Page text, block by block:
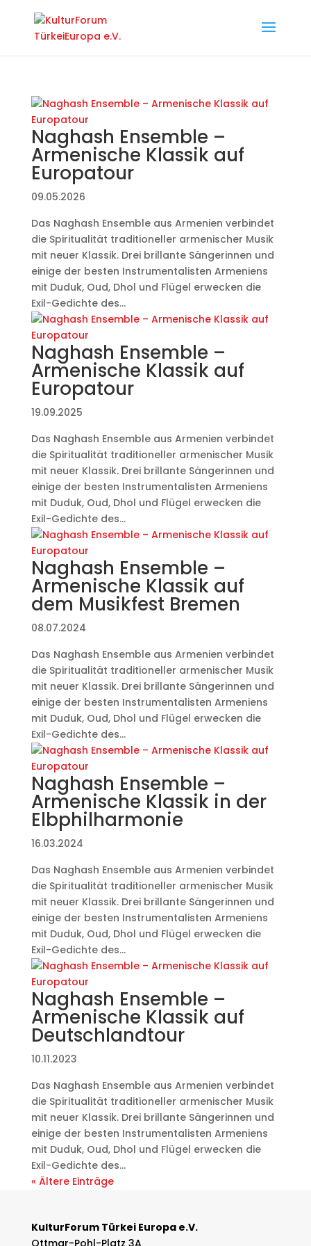
Naghash Ensemble –
Armenische Klassik auf
Europatour
09.05.2026
Das Naghash Ensemble aus Armenien verbindet
die Spiritualität traditioneller armenischer Musik
mit neuer Klassik. Drei brillante Sängerinnen und
einige der besten Instrumentalisten Armeniens
mit Duduk, Oud, Dhol und Flügel erwecken die
Exil-Gedichte des...
Naghash Ensemble –
Armenische Klassik auf
Europatour
19.09.2025
Das Naghash Ensemble aus Armenien verbindet
die Spiritualität traditioneller armenischer Musik
mit neuer Klassik. Drei brillante Sängerinnen und
einige der besten Instrumentalisten Armeniens
mit Duduk, Oud, Dhol und Flügel erwecken die
Exil-Gedichte des...
Naghash Ensemble –
Armenische Klassik auf
dem Musikfest Bremen
08.07.2024
Das Naghash Ensemble aus Armenien verbindet
die Spiritualität traditioneller armenischer Musik
mit neuer Klassik. Drei brillante Sängerinnen und
einige der besten Instrumentalisten Armeniens
mit Duduk, Oud, Dhol und Flügel erwecken die
Exil-Gedichte des...
Naghash Ensemble –
Armenische Klassik in der
Elbphilharmonie
16.03.2024
Das Naghash Ensemble aus Armenien verbindet
die Spiritualität traditioneller armenischer Musik
mit neuer Klassik. Drei brillante Sängerinnen und
einige der besten Instrumentalisten Armeniens
mit Duduk, Oud, Dhol und Flügel erwecken die
Exil-Gedichte des...
Naghash Ensemble –
Armenische Klassik auf
Deutschlandtour
10.11.2023
Das Naghash Ensemble aus Armenien verbindet
die Spiritualität traditioneller armenischer Musik
mit neuer Klassik. Drei brillante Sängerinnen und
einige der besten Instrumentalisten Armeniens
mit Duduk, Oud, Dhol und Flügel erwecken die
Exil-Gedichte des...
« Ältere Einträge
KulturForum Türkei Europa e.V.
Ottmar-Pohl-Platz 3A